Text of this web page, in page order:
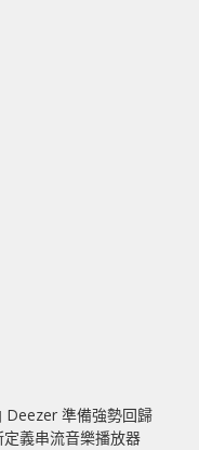
Deezer 準備強勢回歸
義串流音樂播放器